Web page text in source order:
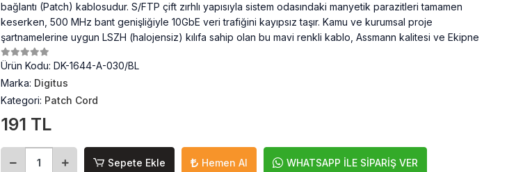
bağlantı (Patch) kablosudur. S/FTP çift zırhlı yapısıyla sistem odasındaki manyetik parazitleri tamamen
keserken, 500 MHz bant genişliğiyle 10GbE veri trafiğini kayıpsız taşır. Kamu ve kurumsal proje
şartnamelerine uygun LSZH (halojensiz) kılıfa sahip olan bu mavi renkli kablo, Assmann kalitesi ve Ekipne
Ürün Kodu:DK-1644-A-030/BL
Marka: Digitus
Kategori: Patch Cord
191 TL
Sepete Ekle Hemen Al WHATSAPP İLE SİPARİŞ VER